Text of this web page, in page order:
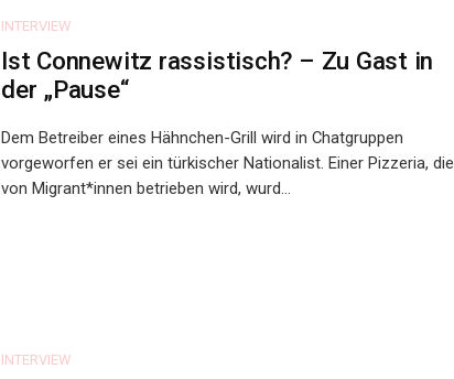
INTERVIEW
Ist Connewitz rassistisch? – Zu Gast in
der „Pause“
Dem Betreiber eines Hähnchen-Grill wird in Chatgruppen
vorgeworfen er sei ein türkischer Nationalist. Einer Pizzeria, die
von Migrant*innen betrieben wird, wurd...
INTERVIEW